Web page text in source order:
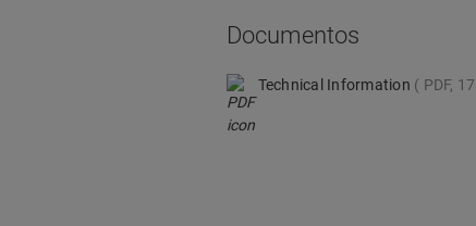
Documentos
Technical Information PDF,